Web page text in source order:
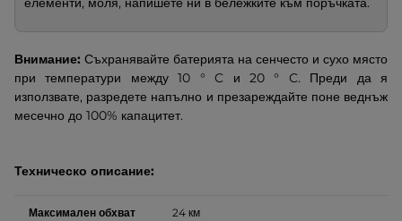
Внимание: Съхранявайте батерията на сенчесто и сухо място
при температури между 10 ° C и 20 ° C. Преди да я
използвате, разредете напълно и презареждайте поне веднъж
месечно до 100% капацитет.
Техническо описание:
Максимален обхват 24 км